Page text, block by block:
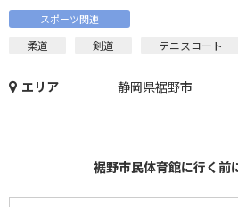
スポーツ関連
柔道 剣道 テニスコート
エリア 静岡県裾野市
裾野市民体育館に行く前